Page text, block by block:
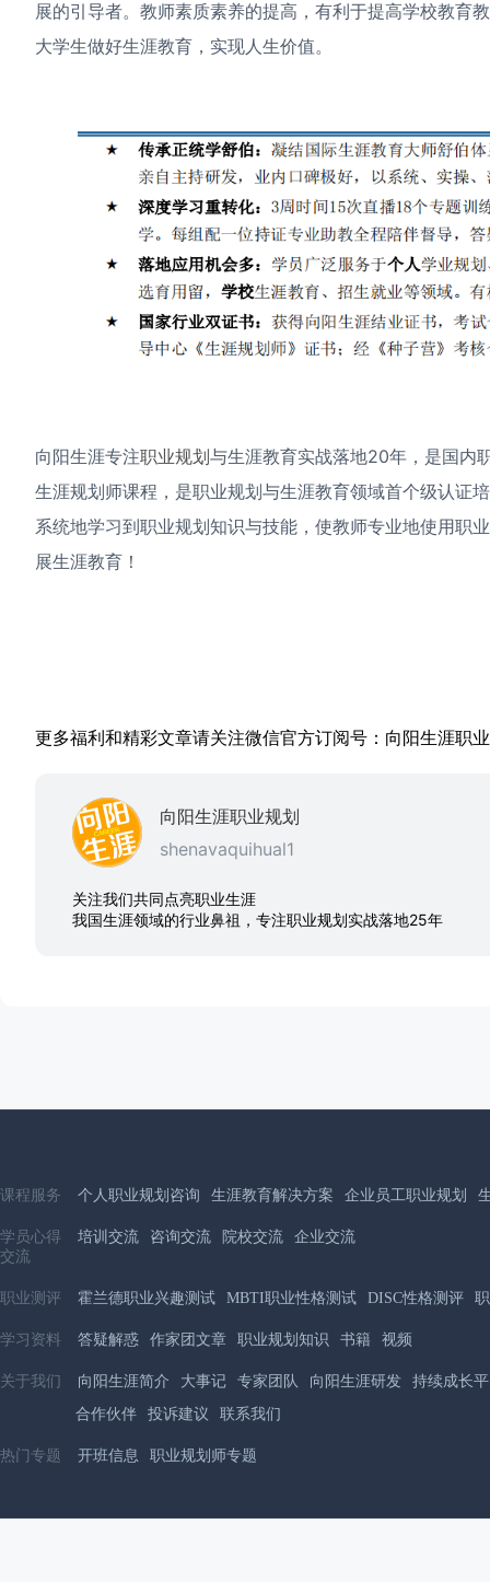
展的引导者。教师素质素养的提高，有利于提高学校教育
大学生做好生涯教育，实现人生价值。
向阳生涯专注职业规划与生涯教育实战落地20年，是国内
生涯规划师课程，是职业规划与生涯教育领域首个级认证
系统地学习到职业规划知识与技能，使教师专业地使用职
展生涯教育！
更多福利和精彩文章请关注微信官方订阅号：向阳生涯职
向阳生涯职业规划
shenavaquihual1
关注我们共同点亮职业生涯
我国生涯领域的行业鼻祖，专注职业规划实战落地25年
课程服务 个人职业规划咨询 生涯教育解决方案 企业员工职业规划
学员心得
交流
培训交流 咨询交流 院校交流 企业交流
职业测评 霍兰德职业兴趣测试 MBTI职业性格测试 DISC性格测评
学习资料 答疑解惑 作家团文章 职业规划知识 书籍 视频
关于我们 向阳生涯简介 大事记 专家团队 向阳生涯研发
持续成长
合作伙伴
投诉建议 联系我们
热门专题 开班信息 职业规划师专题